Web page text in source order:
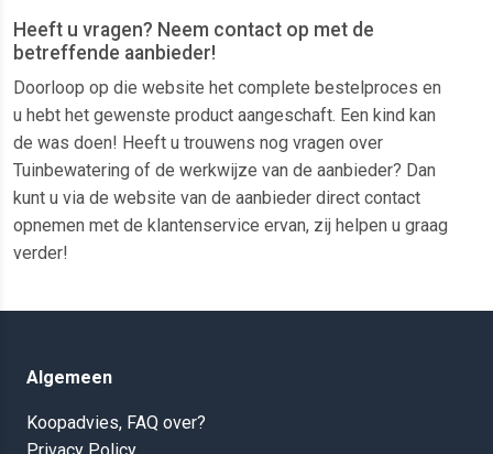
Heeft u vragen? Neem contact op met de
betreffende aanbieder!
Doorloop op die website het complete bestelproces en
u hebt het gewenste product aangeschaft. Een kind kan
de was doen! Heeft u trouwens nog vragen over
Tuinbewatering of de werkwijze van de aanbieder? Dan
kunt u via de website van de aanbieder direct contact
opnemen met de klantenservice ervan, zij helpen u graag
verder!
Algemeen
Koopadvies, FAQ over?